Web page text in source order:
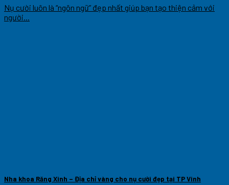
Nụ cười luôn là “ngôn ngữ” đẹp nhất giúp bạn tạo thiện cảm với
người...
Nha khoa Răng Xinh – Địa chỉ vàng cho nụ cười đẹp tại TP Vinh